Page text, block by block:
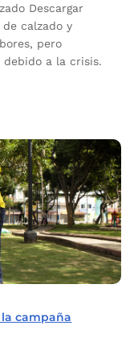
Descargar
de calzado y
pero
a la crisis.
campaña